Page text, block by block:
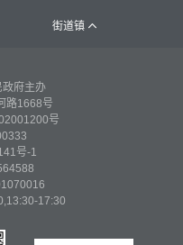
街道镇 
政府主办
路1668号
号
号-1
17:30